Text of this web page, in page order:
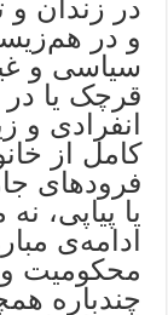
در زندان و
و در
سیاسی و
قرچک یا
انفرادی و
کامل از
فرودهای
یا پیاپی،
ادامه‌ی
محکومیت
چندباره